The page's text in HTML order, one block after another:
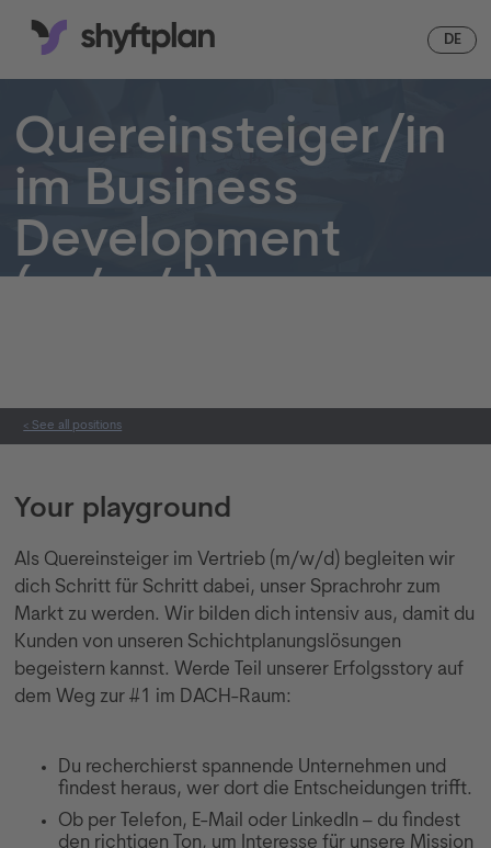
DE
Quereinsteiger/in
im Business
Development
(m/w/d)
< See all positions
Your playground
Als Quereinsteiger im Vertrieb (m/w/d) begleiten wir
dich Schritt für Schritt dabei, unser Sprachrohr zum
Markt zu werden. Wir bilden dich intensiv aus, damit du
Kunden von unseren Schichtplanungslösungen
begeistern kannst. Werde Teil unserer Erfolgsstory auf
dem Weg zur #1 im DACH-Raum:
Du recherchierst spannende Unternehmen und
findest heraus, wer dort die Entscheidungen trifft.
Ob per Telefon, E-Mail oder LinkedIn – du findest
den richtigen Ton, um Interesse für unsere Mission